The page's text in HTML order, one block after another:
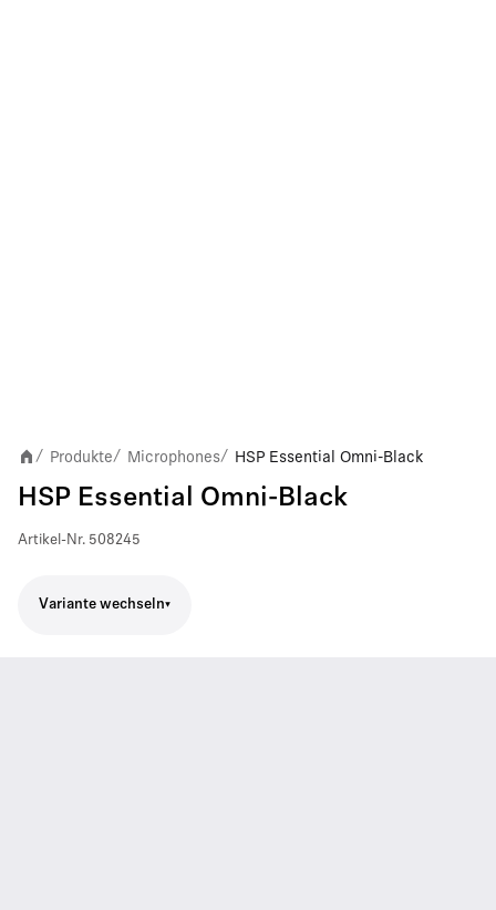
/ Produkte/ Microphones/ HSP Essential Omni-Black
HSP Essential Omni-Black
Artikel-Nr. 508245
Variante wechseln